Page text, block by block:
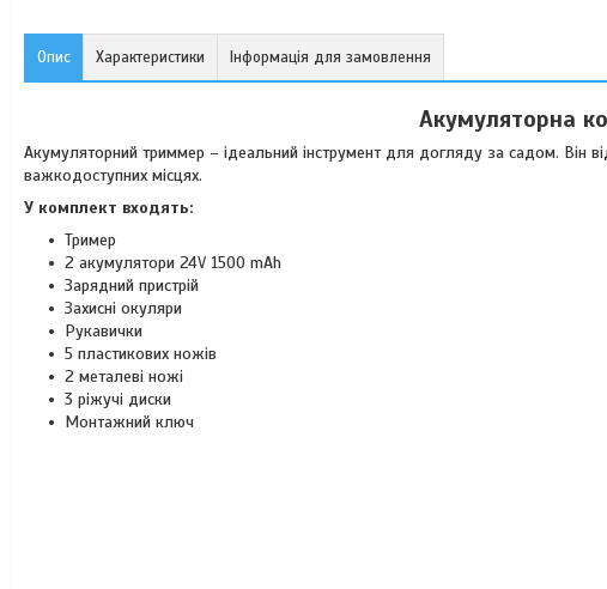
Опис Характеристики Інформація для замовлення
Акумуляторна
Акумуляторний триммер – ідеальний інструмент для догляду за садом. Він
важкодоступних місцях.
У комплект входять:
Тример
2 акумулятори 24V 1500 mAh
Зарядний пристрій
Захисні окуляри
Рукавички
5 пластикових ножів
2 металеві ножі
3 ріжучі диски
Монтажний ключ